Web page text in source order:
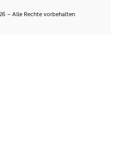
- Alle Rechte vorbehalten